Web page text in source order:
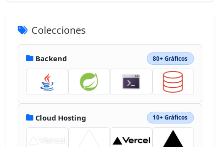
4.003M4.396 70.733S16.108 99.489 49.947
100c20.226 0 37.605-12.013 45.499-29.267z">
</path><path d="M49.947 0C31.245 0 14.972
10.27 6.377 25.45c6.717-.014 19.796-.022
19.796-.022h.003v-.005c15.46 0 16.035.069
19.055.195l1.87.069c6.514.217 14.52.916
20.82 5.683 3.419 2.585 8.356 8.29 11.299
12.355 2.72 3.76 3.503 8.082 1.653 12.223-
1.702 3.805-5.366 6.075-9.803
6.075H1.63s.413 1.753 1.033
3.687h94.788A49.8 49.8 0 0 0 100
Colecciones
Backend 80+ Gráficos
Cloud Hosting 10+ Gráficos